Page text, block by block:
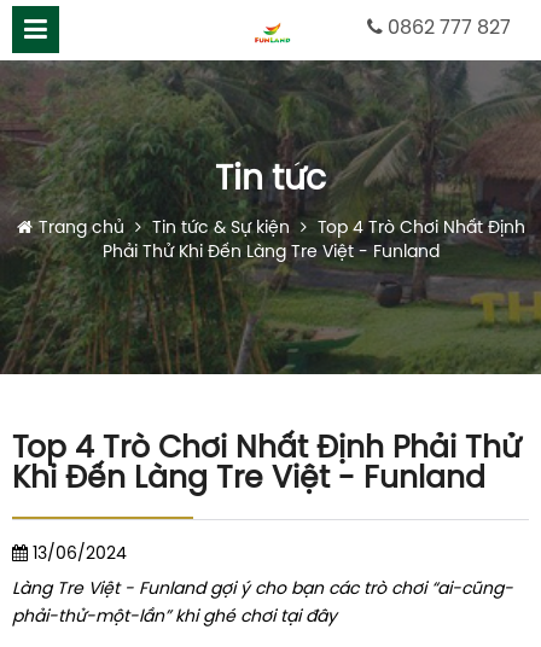
0862 777 827
Tin tức
Trang chủ Tin tức & Sự kiện
Top 4 Trò Chơi Nhất Định
Phải Thử Khi Đến Làng Tre Việt - Funland
Top 4 Trò Chơi Nhất Định Phải Thử
Khi Đến Làng Tre Việt - Funland
13/06/2024
Làng Tre Việt - Funland gợi ý cho bạn các trò chơi “ai-cũng-
phải-thử-một-lần” khi ghé chơi tại đây